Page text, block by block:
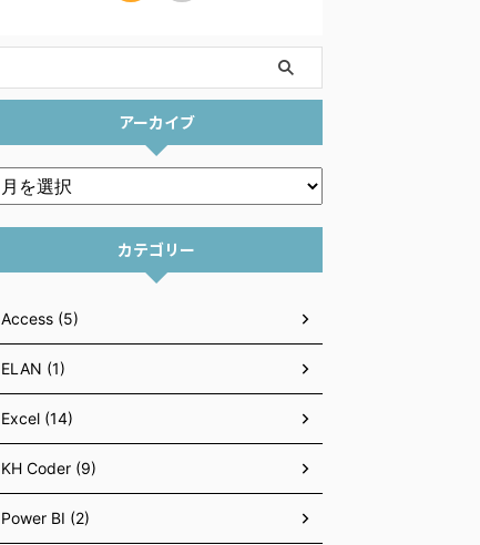
アーカイブ
カテゴリー
Access (5)
ELAN (1)
Excel (14)
KH Coder (9)
Power BI (2)